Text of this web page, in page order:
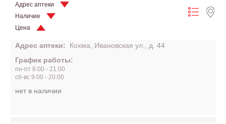
Адрес аптеки
Наличие
Цена
Адрес аптеки:
Кохма, Ивановская ул., д. 44
График работы:
пн-пт 8:00 - 21:00
сб-вс 9:00 - 20:00
нет в наличии